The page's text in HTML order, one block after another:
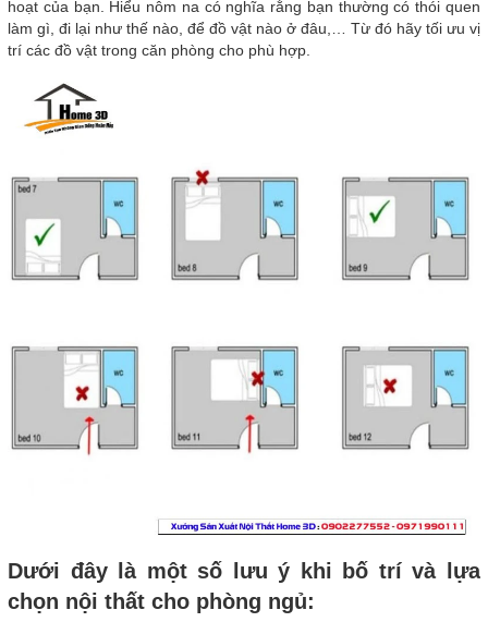
hoạt của bạn. Hiểu nôm na có nghĩa rằng bạn thường có thói quen
làm gì, đi lại như thế nào, để đồ vật nào ở đâu,… Từ đó hãy tối ưu vị
trí các đồ vật trong căn phòng cho phù hợp.
Dưới đây là một số lưu ý khi bố trí và lựa
chọn nội thất cho phòng ngủ: